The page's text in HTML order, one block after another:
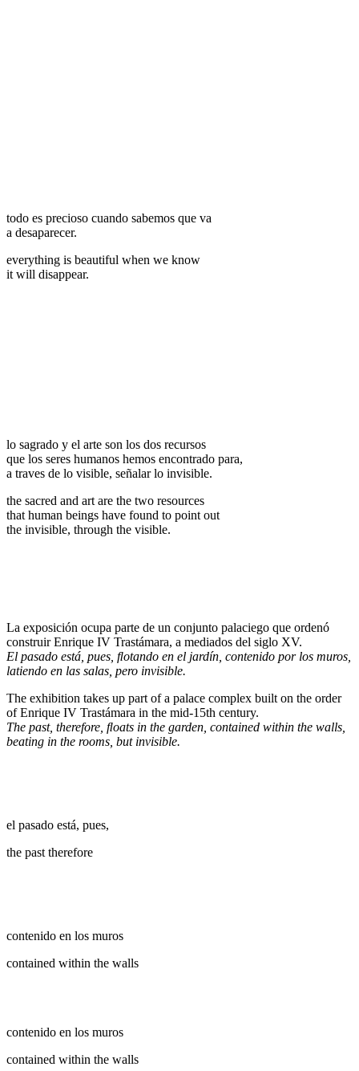
todo es precioso cuando sabemos que va
a desaparecer.
everything is beautiful when we know
it will disappear.
lo sagrado y el arte son los dos recursos
que los seres humanos hemos encontrado para,
a traves de lo visible, señalar lo invisible.
the sacred and art are the two resources
that human beings have found to point out
the invisible, through the visible.
La exposición ocupa parte de un conjunto palaciego que ordenó
construir Enrique IV Trastámara, a mediados del siglo XV.
El pasado está, pues, ﬂotando en el jardín, contenido por los muros,
latiendo en las salas, pero invisible.
The exhibition takes up part of a palace complex built on the order
of Enrique IV Trastámara in the mid-15th century.
The past, therefore, ﬂoats in the garden, contained within the walls,
beating in the rooms, but invisible.
el pasado está, pues,
the past therefore
contenido en los muros
contained within the walls
contenido en los muros
contained within the walls